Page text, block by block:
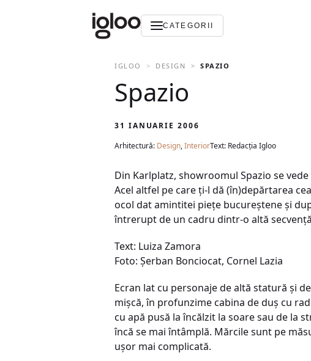
CATEGORII
IGLOO DESIGN SPAZIO
Spazio
31 IANUARIE 2006
Arhitectură: Design,InteriorText: Redacția Igloo
Din Karlplatz, showroomul Spazio se
Acel altfel pe care ţi-l dă (în)depărtarea
ocol dat amintitei pieţe bucureştene şi
întrerupt de un cadru dintr-o altă
Text: Luiza Zamora
Foto: Şerban Bonciocat, Cornel Lazia
Ecran lat cu personaje de altă statură şi
mişcă, în profunzime cabina de duş cu
cu apă pusă la încălzit la soare sau de la
încă se mai întâmplă. Mărcile sunt pe
uşor mai complicată.